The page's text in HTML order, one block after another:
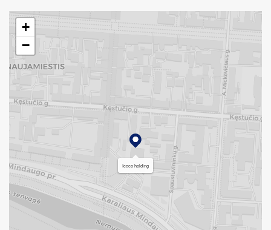
Iceco holding
+
−